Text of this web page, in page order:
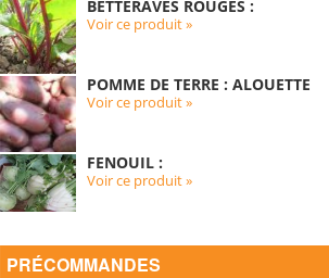
BETTERAVES ROUGES :
Voir ce produit »
POMME DE TERRE : ALOUETTE
Voir ce produit »
FENOUIL :
Voir ce produit »
PRÉCOMMANDES